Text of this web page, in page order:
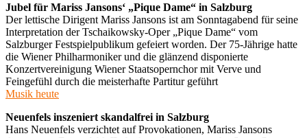
Jubel für Mariss Jansons‘ „Pique Dame“ in Salzburg
Der lettische Dirigent Mariss Jansons ist am Sonntagabend für seine
Interpretation der Tschaikowsky-Oper „Pique Dame“ vom
Salzburger Festspielpublikum gefeiert worden. Der 75-Jährige hatte
die Wiener Philharmoniker und die glänzend disponierte
Konzertvereinigung Wiener Staatsopernchor mit Verve und
Feingefühl durch die meisterhafte Partitur geführt
Musik heute
Neuenfels inszeniert skandalfrei in Salzburg
Hans Neuenfels verzichtet auf Provokationen, Mariss Jansons